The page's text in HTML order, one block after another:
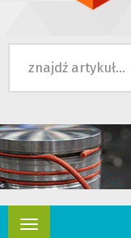
Rozwiń